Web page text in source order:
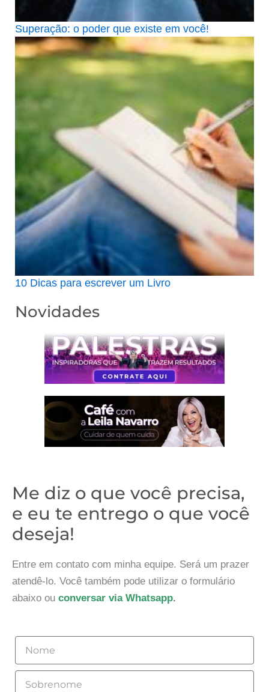
Superação: o poder que existe em você!
10 Dicas para escrever um Livro
Novidades
Me diz o que você precisa,
e eu te entrego o que você
deseja!
Entre em contato com minha equipe. Será um prazer
atendê-lo. Você também pode utilizar o formulário
abaixo ou conversar via Whatsapp.
Nome
Sobrenome